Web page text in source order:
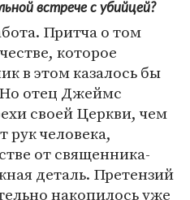
встрече с убийцей?
Притча о том
которое
в этом казалось бы
отец Джеймс
своей Церкви, чем
рук человека,
от священника-
деталь. Претензий
накопилось уже